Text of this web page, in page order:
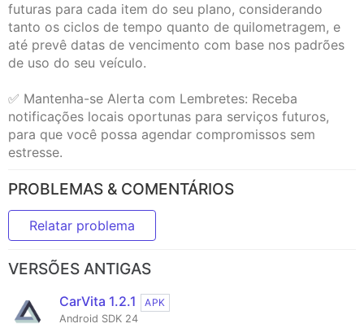
futuras para cada item do seu plano, considerando
tanto os ciclos de tempo quanto de quilometragem, e
até prevê datas de vencimento com base nos padrões
de uso do seu veículo.
✅ Mantenha-se Alerta com Lembretes: Receba
notificações locais oportunas para serviços futuros,
para que você possa agendar compromissos sem
estresse.
PROBLEMAS & COMENTÁRIOS
Relatar problema
VERSÕES ANTIGAS
CarVita 1.2.1
APK
Android SDK 24